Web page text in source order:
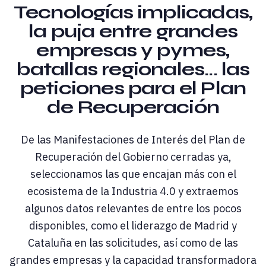
Tecnologías implicadas,
la puja entre grandes
empresas y pymes,
batallas regionales... las
peticiones para el Plan
de Recuperación
De las Manifestaciones de Interés del Plan de
Recuperación del Gobierno cerradas ya,
seleccionamos las que encajan más con el
ecosistema de la Industria 4.0 y extraemos
algunos datos relevantes de entre los pocos
disponibles, como el liderazgo de Madrid y
Cataluña en las solicitudes, así como de las
grandes empresas y la capacidad transformadora